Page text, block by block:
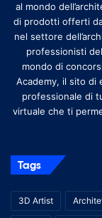
al mondo
di prodotti offerti
nel settore
professionisti
mondo di
Academy, il sito di
professionale di
virtuale che ti
Tags
3D Artist